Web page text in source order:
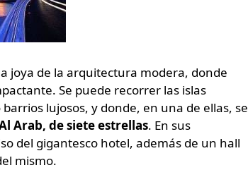
joya de la arquitectura modera, donde
Se puede recorrer las islas
lujosos, y donde, en una de ellas, se
Arab, de siete estrellas. En sus
del gigantesco hotel, además de un hall
mismo.